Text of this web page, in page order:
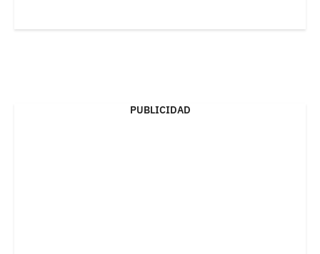
PUBLICIDAD